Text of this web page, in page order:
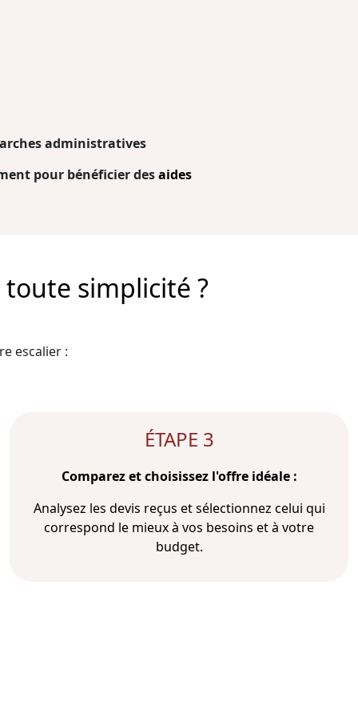
administratives
pour bénéficier desaides
simplicité ?
escalier :
ÉTAPE 3
Comparez et choisissez l'offre idéale :
Analysez les devis reçus et sélectionnez celui qui
correspond le mieux à vos besoins et à votre
budget.